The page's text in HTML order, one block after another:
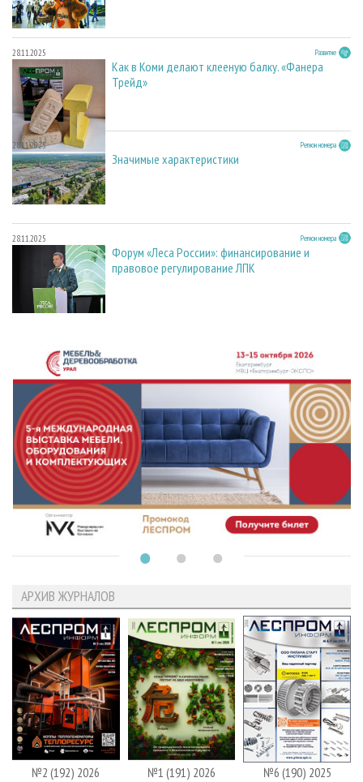
28.11.2025 Развитие
Как в Коми делают клееную балку. «Фанера
Трейд»
28.11.2025 Регион номера
Значимые характеристики
28.11.2025 Регион номера
Форум «Леса России»: финансирование и
правовое регулирование ЛПК
АРХИВ ЖУРНАЛОВ
№2 (192) 2026 №1 (191) 2026 №6 (190) 2025